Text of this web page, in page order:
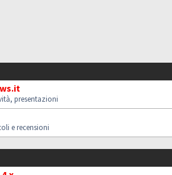
presentazioni
e recensioni